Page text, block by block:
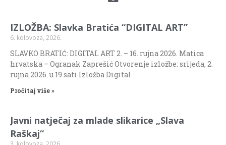
IZLOŽBA: Slavka Bratića “DIGITAL ART”
6. kolovoza, 2026.
SLAVKO BRATIĆ: DIGITAL ART 2. – 16. rujna 2026. Matica
hrvatska – Ogranak Zaprešić Otvorenje izložbe: srijeda, 2.
rujna 2026. u 19 sati Izložba Digital
Pročitaj više »
Javni natječaj za mlade slikarice „Slava
Raškaj“